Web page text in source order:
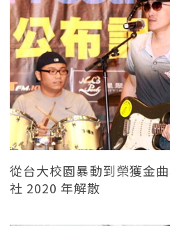
從台大校園暴動到榮獲金
社 2020 年解散